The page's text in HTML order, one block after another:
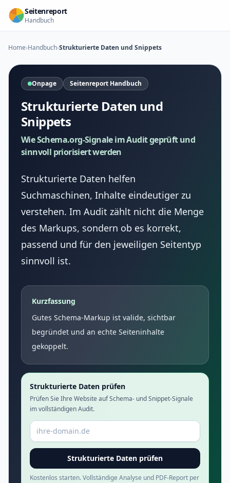
Zum Inhalt springen
Seitenreport
Handbuch
Home›Handbuch›Strukturierte Daten und Snippets
Onpage Seitenreport Handbuch
Strukturierte Daten und
Snippets
Wie Schema.org-Signale im Audit geprüft und
sinnvoll priorisiert werden
Strukturierte Daten helfen
Suchmaschinen, Inhalte eindeutiger zu
verstehen. Im Audit zählt nicht die Menge
des Markups, sondern ob es korrekt,
passend und für den jeweiligen Seitentyp
sinnvoll ist.
Kurzfassung
Gutes Schema-Markup ist valide, sichtbar
begründet und an echte Seiteninhalte
gekoppelt.
Strukturierte Daten prüfen
Prüfen Sie Ihre Website auf Schema- und Snippet-Signale
im vollständigen Audit.
Domain oder URL
Strukturierte Daten prüfen
Kostenlos starten. Vollständige Analyse und PDF-Report per